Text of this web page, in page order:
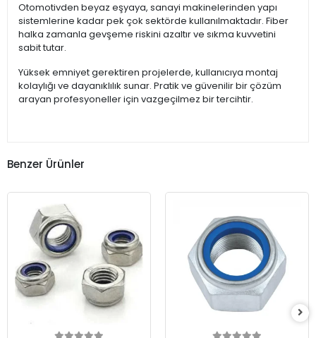
Otomotivden beyaz eşyaya, sanayi makinelerinden yapı
sistemlerine kadar pek çok sektörde kullanılmaktadır. Fiber
halka zamanla gevşeme riskini azaltır ve sıkma kuvvetini
sabit tutar.
Yüksek emniyet gerektiren projelerde, kullanıcıya montaj
kolaylığı ve dayanıklılık sunar. Pratik ve güvenilir bir çözüm
arayan profesyoneller için vazgeçilmez bir tercihtir.
Benzer Ürünler